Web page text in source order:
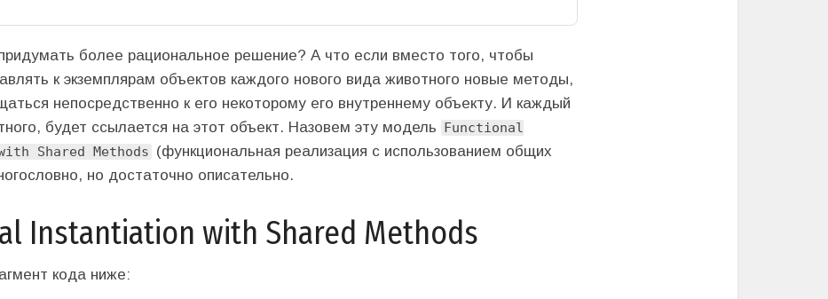
более рациональное решение? А что если вместо того, чтобы
к экземплярам объектов каждого нового вида животного новые методы,
непосредственно к его некоторому его внутреннему объекту. И каждый
будет ссылается на этот объект. Назовем эту модель Functional
Shared Methods (функциональная реализация с использованием общих
но достаточно описательно.
Instantiation with Shared Methods
кода ниже: